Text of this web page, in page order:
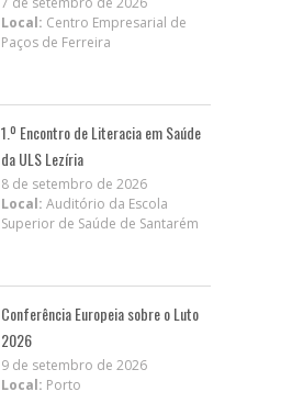
Local: Centro Empresarial de
Paços de Ferreira
1.º Encontro de Literacia em Saúde
da ULS Lezíria
8 de setembro de 2026
Local: Auditório da Escola
Superior de Saúde de Santarém
Conferência Europeia sobre o Luto
2026
9 de setembro de 2026
Local: Porto